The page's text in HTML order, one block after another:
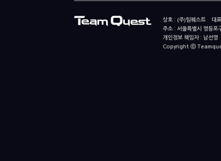
상호 : (주)팀퀘스트 대
주소 : 서울특별시 영등
개인정보 책임자 : 남
Copyright ⓒ